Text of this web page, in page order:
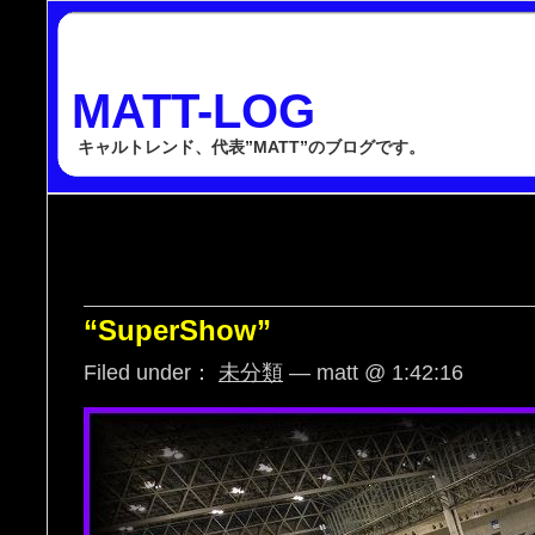
MATT-LOG
キャルトレンド、代表”MATT”のブログです。
“SuperShow”
Filed under： 未分類 — matt @ 1:42:16